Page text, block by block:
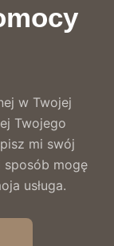
w Twojej
Twojego
mi swój
sposób mogę
usługa.